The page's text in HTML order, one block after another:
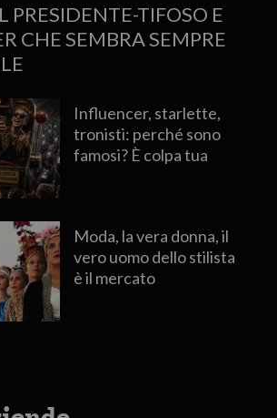
PRESIDENTE-TIFOSO E
CHE SEMBRA SEMPRE
Influencer, starlette,
tronisti: perché sono
famosi? È colpa tua
Moda, la vera donna, il
vero uomo dello stilista
è il mercato